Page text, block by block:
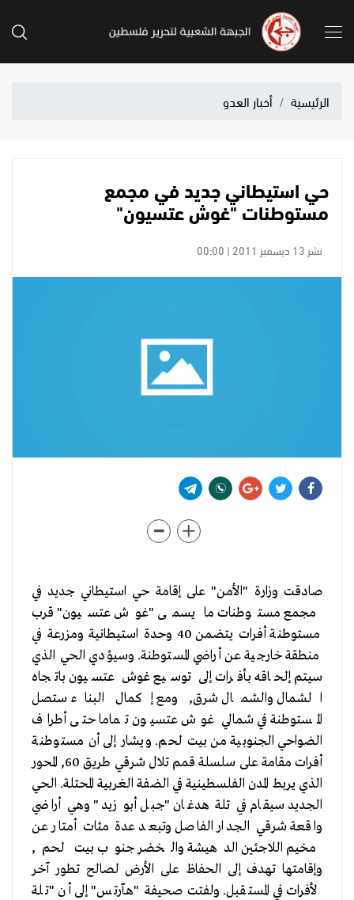
الرئيسية أخبار العدو
حي استيطاني جديد في مجمع
مستوطنات "غوش عتسيون"
نشر 13 ديسمبر 2011 | 00:00
صادقت وزارة "الأمن" على إقامة حي استيطاني جديد في
مجمع مستوطنات ما يسمى "غوش عتسيون" قرب
مستوطنة أفرات يتضمن 40 وحدة استيطانية ومزرعة في
منطقة خارجية عن أراضي المستوطنة. وسيؤدي الحي الذي
سيتم إلحاقه بأفرات إلى توسيع غوش عتسيون باتجاه
الشمال والشمال شرق, ومع إكمال البناء ستصل
المستوطنة في شمالي غوش عتسيون تماما حتى أطراف
الضواحي الجنوبية من بيت لحم. ويشار إلى أن مستوطنة
أفرات مقامة على سلسلة قمم تلال شرقي طريق 60, المحور
الذي يربط المدن الفلسطينية في الضفة الغربية المحتلة. الحي
الجديد سيقام في تلة هدغان "جبل أبو زيد" وهي أراضي
واقعة شرقي الجدار الفاصل وتبعد عدة مئات أمتار عن
مخيم اللاجئين الدهيشة والخضر جنوب بيت لحم,
وإقامتها تهدف إلى الحفاظ على الأرض لصالح تطور آخر
لأفرات في المستقبل. ولفتت صحيفة "هآرتس" إلى أن "تلة